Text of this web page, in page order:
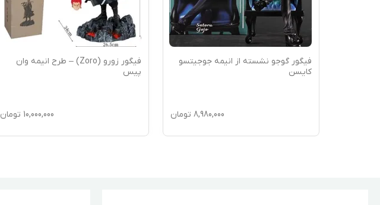
فیگور گوجو نشسته از انیمه جوجیتسو
کایسن
8,980,000 تومان
فیگور زورو (Zoro) – طرح انیمه وان
پیس
10,000,000 تومان